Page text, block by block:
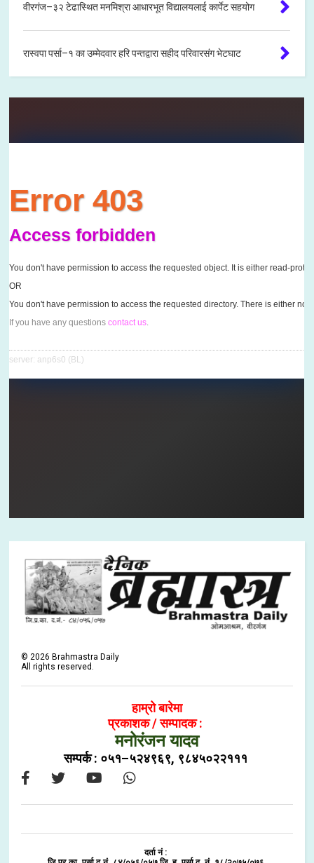
वीरगंज–३२ टेढास्थित मनमिश्रा आधारभूत विद्यालयलाई कार्पेट सहयोग
रास्वपा पर्सा–१ का उम्मेदवार हरि पन्तद्वारा सहीद परिवारसंग भेटघाट
©2026 Brahmastra Daily
All rights reserved.
हाम्रो बारेमा
प्रकाशक / सम्पादक :
मनोरंजन यादव
सम्पर्क : ०५१–५२४९६९, ९८४५०२२१११
दर्ता नं :